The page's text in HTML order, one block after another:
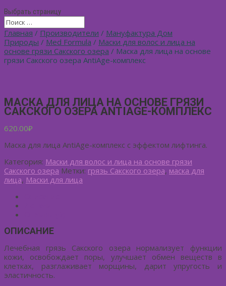
Выбрать страницу
Главная / Производители / Мануфактура Дом
Природы / Med Formula / Маски для волос и лица на
основе грязи Сакского озера / Маска для лица на основе
грязи Сакского озера AntiAge-комплекс
МАСКА ДЛЯ ЛИЦА НА ОСНОВЕ ГРЯЗИ
САКСКОГО ОЗЕРА ANTIAGE-КОМПЛЕКС
620.00₽
Маска для лица AntiAge-комплекс с эффектом лифтинга.
Категория: Маски для волос и лица на основе грязи
Сакского озера Метки: грязь Сакского озера, маска для
лица, Маски для лица
ОПИСАНИЕ
Лечебная грязь Сакского озера нормализует функции
кожи, освобождает поры, улучшает обмен веществ в
клетках, разглаживает морщины, дарит упругость и
эластичность.